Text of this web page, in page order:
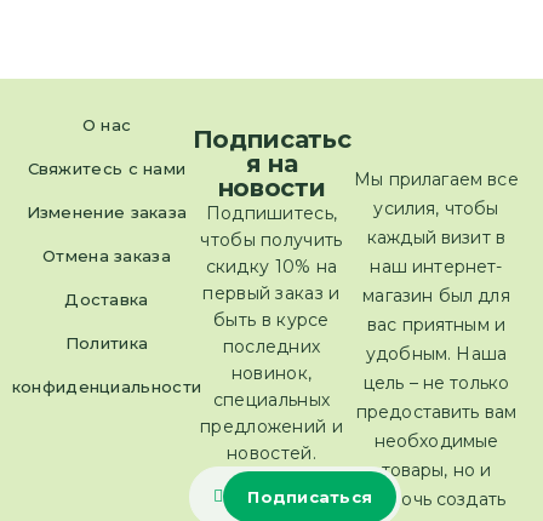
О нас
Свяжитесь с нами
Изменение заказа
Отмена заказа
Доставка
Политика
конфиденциальности
Мы прилагаем все
усилия, чтобы
каждый визит в
наш интернет-
магазин был для
вас приятным и
удобным. Наша
цель – не только
предоставить вам
необходимые
товары, но и
помочь создать
Подписатьс
я на
новости
Подпишитесь,
чтобы получить
скидку 10% на
первый заказ и
быть в курсе
последних
новинок,
специальных
предложений и
новостей.